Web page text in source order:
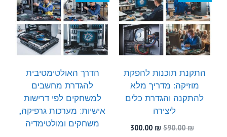
התקנת תוכנות להפקת
מוזיקה: מדריך מלא
להתקנה והגדרת כלים
ליצירה
590.00₪
המחיר
300.00 ₪
הדרך האולטימטיבית
להגדרת מחשבים
למשחקים לפי דרישות
אישיות: מערכות גרפיקה,
משחקים ומולטימדיה